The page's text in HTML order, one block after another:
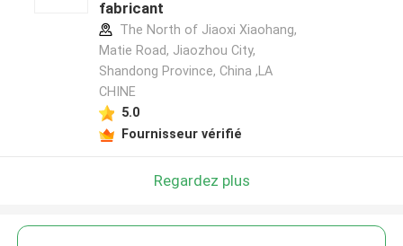
fabricant
The North of Jiaoxi Xiaohang,
Matie Road, Jiaozhou City,
Shandong Province, China ,LA
CHINE
5.0
Fournisseur vérifié
Regardez plus